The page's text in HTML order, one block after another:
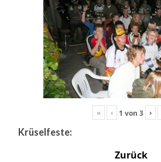
« ‹ 1 von 3 ›
Krüselfeste:
Zurück